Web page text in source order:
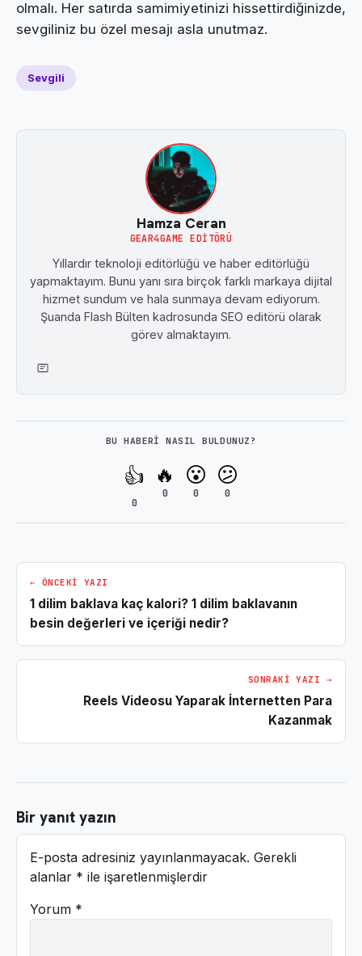
olmalı. Her satırda samimiyetinizi hissettirdiğinizde,
sevgiliniz bu özel mesajı asla unutmaz.
Sevgili
Hamza Ceran
GEAR4GAME EDITÖRÜ
Yıllardır teknoloji editörlüğü ve haber editörlüğü
yapmaktayım. Bunu yanı sıra birçok farklı markaya dijital
hizmet sundum ve hala sunmaya devam ediyorum.
Şuanda Flash Bülten kadrosunda SEO editörü olarak
görev almaktayım.
BU HABERI NASIL BULDUNUZ?
👍
0
🔥
0
😮
0
😕
0
← ÖNCEKI YAZI
1 dilim baklava kaç kalori? 1 dilim baklavanın
besin değerleri ve içeriği nedir?
SONRAKI YAZI →
Reels Videosu Yaparak İnternetten Para
Kazanmak
Bir yanıt yazın
E-posta adresiniz yayınlanmayacak. Gerekli
alanlar * ile işaretlenmişlerdir
Yorum *